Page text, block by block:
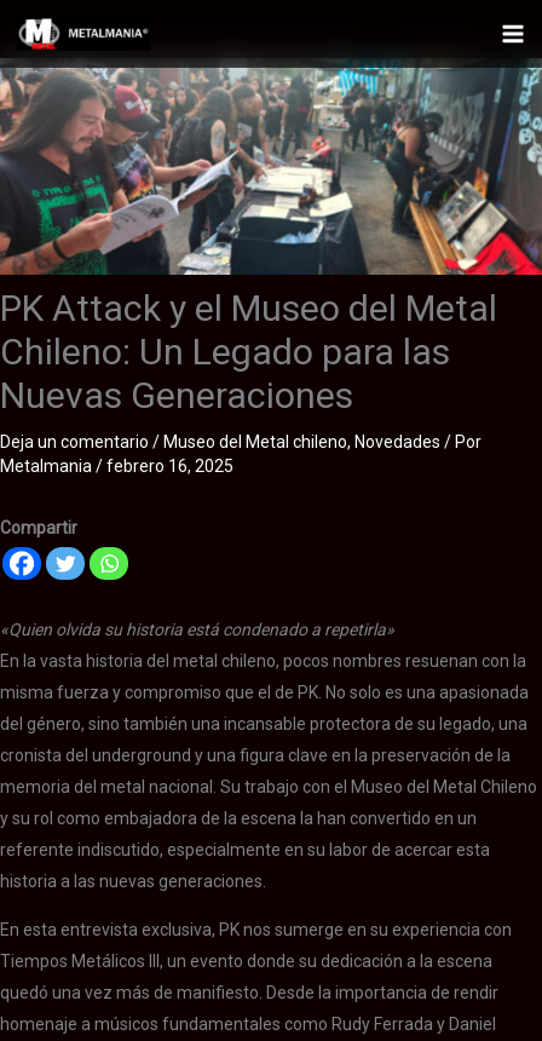
contenido
PK Attack y el Museo del Metal
Chileno: Un Legado para las
Nuevas Generaciones
Deja un comentario / Museo del Metal chileno, Novedades / Por
Metalmania /febrero 16, 2025
Compartir
«Quien olvida su historia está condenado a repetirla»
En la vasta historia del metal chileno, pocos nombres resuenan con la
misma fuerza y compromiso que el de PK. No solo es una apasionada
del género, sino también una incansable protectora de su legado, una
cronista del underground y una figura clave en la preservación de la
memoria del metal nacional. Su trabajo con el Museo del Metal Chileno
y su rol como embajadora de la escena la han convertido en un
referente indiscutido, especialmente en su labor de acercar esta
historia a las nuevas generaciones.
En esta entrevista exclusiva, PK nos sumerge en su experiencia con
Tiempos Metálicos III, un evento donde su dedicación a la escena
quedó una vez más de manifiesto. Desde la importancia de rendir
homenaje a músicos fundamentales como Rudy Ferrada y Daniel